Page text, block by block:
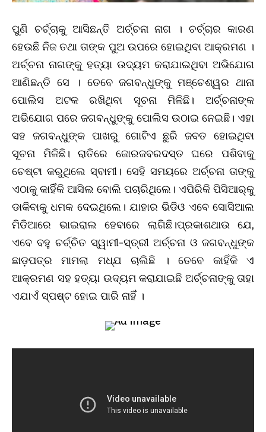
ପୁଣି ଚର୍ଚ୍ଚାକୁ ଆସିଛନ୍ତି ଅର୍ଚ୍ଚନା ନାଗ । ଚର୍ଚ୍ଚାର କାରଣ
ହେଉଛି ନିଜ ତଥା ତାଙ୍କ ପୁଅ ଉପରେ ହୋଇଥିବା ଆକ୍ରମଣ ।
ଅର୍ଚ୍ଚନା ନାଗଙ୍କୁ ହତ୍ୟା ଉଦ୍ୟମ କରାଯାଇଥିବା ଅଭିଯୋଗ
ଆଣିଛନ୍ତି ସେ । ତେବେ ଜଗବନ୍ଧୁଙ୍କୁ ମଞ୍ଚେଶ୍ୱର ଥାନା
ପୋଲିସ ଅଟକ ରଖିଥିବା ସୂଚନା ମିଳିଛି। ଅର୍ଚ୍ଚନାଙ୍କ
ଅଭିଯୋଗ ପରେ ଜଗବନ୍ଧୁଙ୍କୁ ପୋଲିସ ଉଠାଇ ନେଇଛି। ଏହା
ସହ ଜଗବନ୍ଧୁଙ୍କ ପାଖରୁ ଗୋଟିଏ ଛୁରି ଜବତ ହୋଇଥିବା
ସୂଚନା ମିଳିଛି। ରାତିରେ ଜୋରଜବରଦସ୍ତ ଘରେ ପଶିବାକୁ
ଚେଷ୍ଟା କରୁଥିଲେ ସ୍ବାମୀ। ସେହି ସମୟରେ ଅର୍ଚ୍ଚନା ତାଙ୍କୁ
ଏଠାକୁ କାହିିଁକି ଆସିଲ ବୋଲି ପଚାରିଥିଲେ। ଏପିରିକି ପିସିଆର୍‌କୁ
ଡାକିବାକୁ ଧମକ ଦେଇଥିଲେ। ଯାହାର ଭିଡିଓ ଏବେ ସୋସିଆଲ
ମିଡିଆରେ ଭାଇରାଲ ହେବାରେ ଲାଗିଛି।ପ୍ରକାଶଥାଉ ଯେ,
ଏବେ ବହୁ ଚର୍ଚ୍ଚିତ ସ୍ୱାମୀ-ସ୍ତ୍ରୀ ଅର୍ଚ୍ଚନା ଓ ଜଗବନ୍ଧୁଙ୍କ
ଛାଡ଼ପତ୍ର ମାମଲା ମଧ୍ଯ ଚାଲିଛି । ତେବେ କାହିଁକି ଏ
ଆକ୍ରମଣ ସହ ହତ୍ୟା ଉଦ୍ୟମ କରାଯାଇଛି ଅର୍ଚ୍ଚନାଙ୍କୁ ତାହା
ଏଯାଏଁ ସ୍ପଷ୍ଟ ହୋଇ ପାରି ନାହିଁ ।